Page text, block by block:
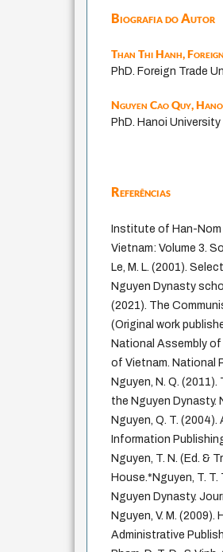
Biografia do Autor
Than Thi Hanh,
PhD. Foreign Trade
Nguyen Cao Quy,
PhD. Hanoi
Referências
Institute of Han-
Vietnam: Volume 3.
Le, M. L. (2001).
Nguyen Dynasty
(2021). The
(Original work
National Assembly
of Vietnam. National
Nguyen, N. Q.
the Nguyen Dynasty.
Nguyen, Q. T.
Information
Nguyen, T. N. (Ed. &
House.*Nguyen, T.
Nguyen Dynasty.
Nguyen, V. M.
Administrative